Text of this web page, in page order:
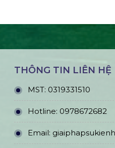
THÔNG TIN LIÊN HỆ
MST: 0319331510
Hotline: 0978672682
Email: